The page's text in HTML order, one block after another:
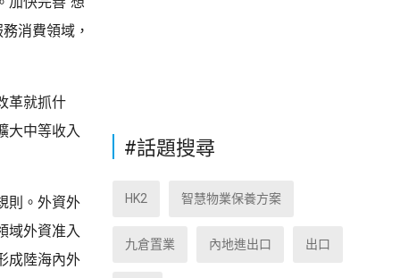
消費領域，
革就抓什
大中等收入
則。外資外
域外資准入
成陸海內外
#話題搜尋
HK2 智慧物業保養方案
九倉置業 內地進出口 出口